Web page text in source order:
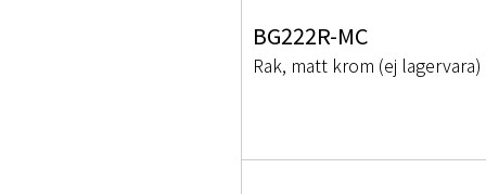
BG222R-MC
Rak, matt krom (ej lagervara)